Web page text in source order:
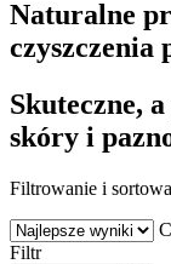
Naturalne
czyszczenia
Skuteczne,
skóry i
Filtrowanie i
Filtr